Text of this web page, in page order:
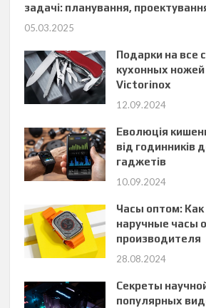
задачі: планування,
05.03.2025
Подарки на все
кухонных
Victorinox
12.09.2024
Еволюція
від годинників
гаджетів
10.09.2024
Часы оптом:
наручные часы
производителя
28.08.2024
Секреты
популярных